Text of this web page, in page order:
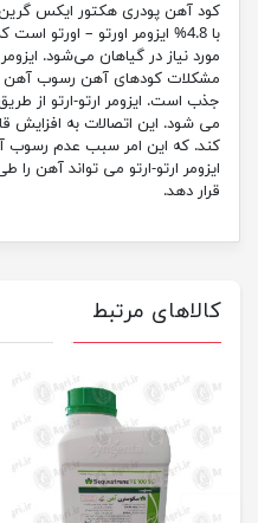
با 4.8% ایزومر اورتو –
مورد نیاز در گیاهان می‌شود.
مشکلات کودهای آهن رسوب آهن
می شود. این اتصالات به افزایش
کند. که این امر سبب عدم رسوب
ایزومر ارتو-ارتو می تواند آهن را
قرار دهد.
کالاهای مرتبط